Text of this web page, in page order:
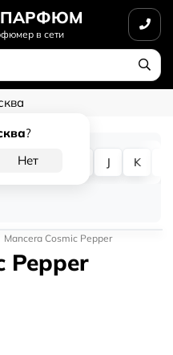
ПАРФЮМ
в сети
?
G J K
Mancera Cosmic Pepper
Pepper